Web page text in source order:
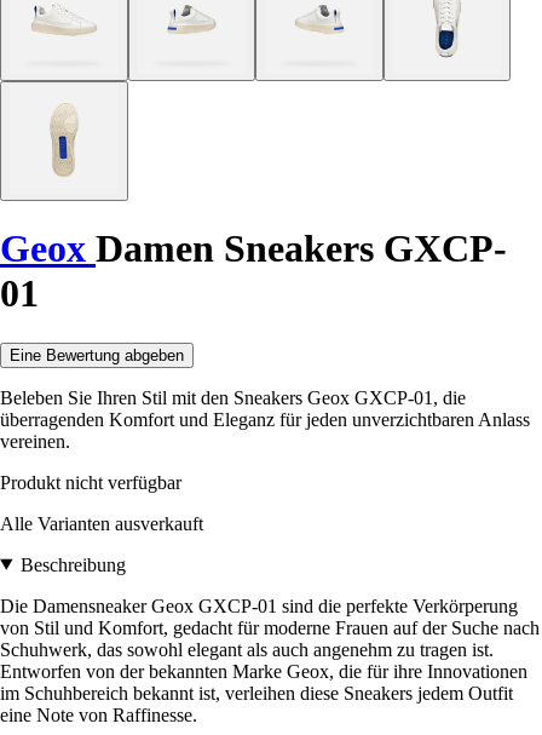
Geox Damen Sneakers GXCP-
01
Eine Bewertung abgeben
Beleben Sie Ihren Stil mit den Sneakers Geox GXCP-01, die
überragenden Komfort und Eleganz für jeden unverzichtbaren Anlass
vereinen.
Produkt nicht verfügbar
Alle Varianten ausverkauft
Beschreibung
Die Damensneaker Geox GXCP-01 sind die perfekte Verkörperung
von Stil und Komfort, gedacht für moderne Frauen auf der Suche nach
Schuhwerk, das sowohl elegant als auch angenehm zu tragen ist.
Entworfen von der bekannten Marke Geox, die für ihre Innovationen
im Schuhbereich bekannt ist, verleihen diese Sneakers jedem Outfit
eine Note von Raffinesse.